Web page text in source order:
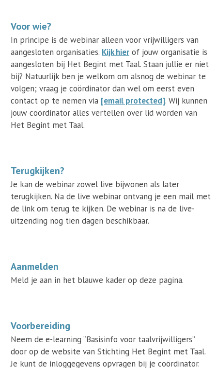
Voor wie?
In principe is de webinar alleen voor vrijwilligers van
aangesloten organisaties. Kijk hier of jouw organisatie is
aangesloten bij Het Begint met Taal. Staan jullie er niet
bij? Natuurlijk ben je welkom om alsnog de webinar te
volgen; vraag je coördinator dan wel om eerst even
contact op te nemen via [email protected]. Wij kunnen
jouw coördinator alles vertellen over lid worden van
Het Begint met Taal.
Terugkijken?
Je kan de webinar zowel live bijwonen als later
terugkijken. Na de live webinar ontvang je een mail met
de link om terug te kijken. De webinar is na de live-
uitzending nog tien dagen beschikbaar.
Aanmelden
Meld je aan in het blauwe kader op deze pagina.
Voorbereiding
Neem de e-learning “Basisinfo voor taalvrijwilligers”
door op de website van Stichting Het Begint met Taal.
Je kunt de inloggegevens opvragen bij je coördinator.